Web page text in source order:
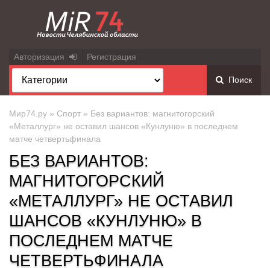
Авторизация Регистрация
Поиск
Мир74.ру » Спорт » Без вариантов: магнитогорский
«Металлург» не оставил шансов «Кунлуню» в последнем
матче четвертьфинала
БЕЗ ВАРИАНТОВ:
МАГНИТОГОРСКИЙ
«МЕТАЛЛУРГ» НЕ ОСТАВИЛ
ШАНСОВ «КУНЛУНЮ» В
ПОСЛЕДНЕМ МАТЧЕ
ЧЕТВЕРТЬФИНАЛА